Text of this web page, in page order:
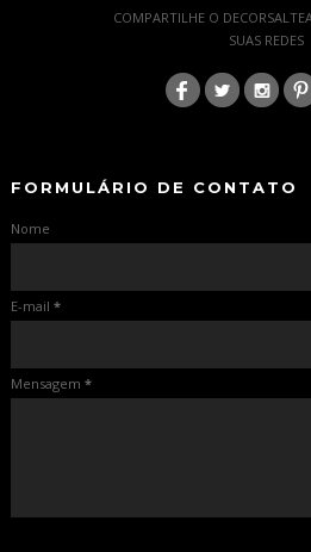
COMPARTILHE O
SUAS REDES
FORMULÁRIO DE CONTATO
Nome
E-mail *
Mensagem *